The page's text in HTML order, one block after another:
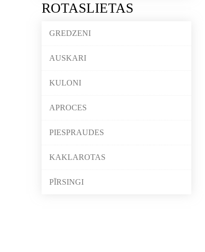
ROTASLIETAS
GREDZENI
AUSKARI
KULONI
APROCES
PIESPRAUDES
KAKLAROTAS
PĪRSINGI